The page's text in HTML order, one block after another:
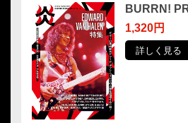
BURRN!
1,320円
詳しく見る